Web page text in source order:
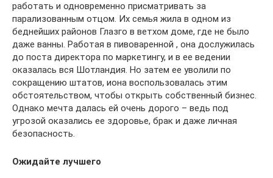
работать и одновременно присматривать за
парализованным отцом. Их семья жила в одном из
беднейших районов Глазго в ветхом доме, где не было
даже ванны. Работая в пивоваренной , она дослужилась
до поста директора по маркетингу, и в ее ведении
оказалась вся Шотландия. Но затем ее уволили по
сокращению штатов, иона воспользовалась этим
обстоятельством, чтобы открыть собственный бизнес.
Однако мечта далась ей очень дорого – ведь под
угрозой оказались ее здоровье, брак и даже личная
безопасность.
Ожидайте лучшего